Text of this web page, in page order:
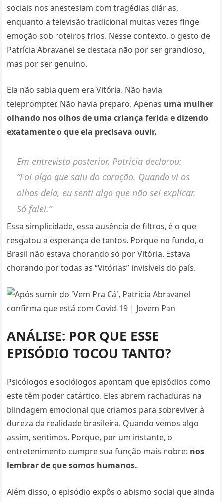
sociais nos anestesiam com tragédias diárias,
enquanto a televisão tradicional muitas vezes finge
emoção sob roteiros frios. Nesse contexto, o gesto de
Patrícia Abravanel se destaca não por ser grandioso,
mas por ser genuíno.
Ela não sabia quem era Vitória. Não havia
teleprompter. Não havia preparo. Apenas uma mulher
olhando nos olhos de uma criança ferida e dizendo
exatamente o que ela precisava ouvir.
Em entrevista posterior, Patrícia declarou:
“Foi algo que saiu do coração. Quando vi os
olhos dela, eu senti algo que não sei explicar.
Só falei.”
Essa simplicidade, essa ausência de filtros, é o que
resgatou a esperança de tantos. Porque no fundo, o
Brasil não estava chorando só por Vitória. Estava
chorando por todas as “Vitórias” invisíveis do país.
ANÁLISE: POR QUE ESSE
EPISÓDIO TOCOU TANTO?
Psicólogos e sociólogos apontam que episódios como
este têm poder catártico. Eles abrem rachaduras na
blindagem emocional que criamos para sobreviver à
dureza da realidade brasileira. Quando vemos algo
assim, sentimos. Porque, por um instante, o
entretenimento cumpre sua função mais nobre: nos
lembrar de que somos humanos.
Além disso, o episódio expôs o abismo social que ainda